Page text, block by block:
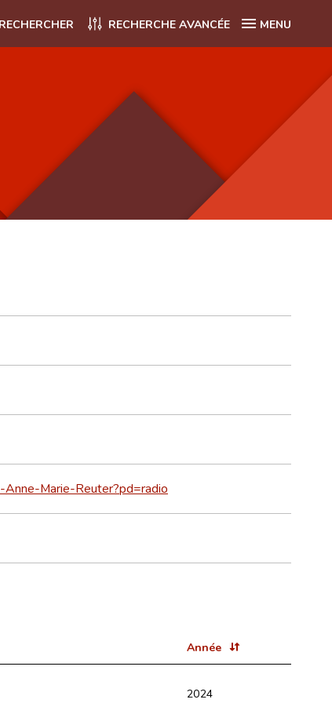
RECHERCHER RECHERCHE AVANCÉE MENU
Marie-Reuter?pd=radio
Année
2024